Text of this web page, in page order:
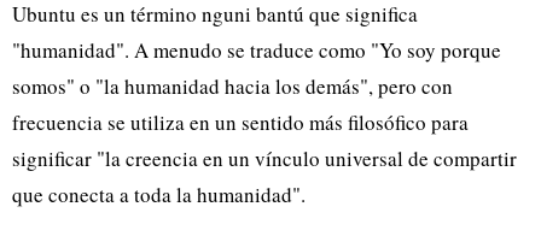
Ubuntu es un término nguni bantú que significa
"humanidad". A menudo se traduce como "Yo soy porque
somos" o "la humanidad hacia los demás", pero con
frecuencia se utiliza en un sentido más filosófico para
significar "la creencia en un vínculo universal de compartir
que conecta a toda la humanidad".